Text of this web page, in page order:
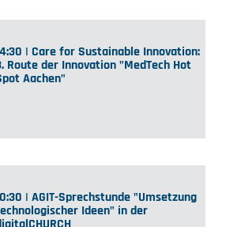
| Care for Sustainable Innovation:
Route der Innovation "MedTech Hot
Aachen"
| AGIT-Sprechstunde "Umsetzung
Ideen" in der